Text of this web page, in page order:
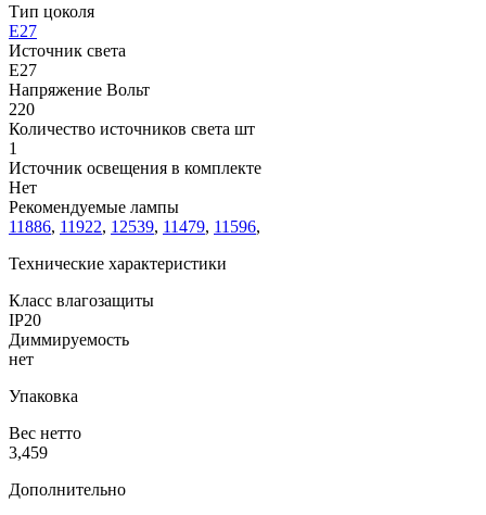
Тип цоколя
E27
Источник света
Е27
Напряжение Вольт
220
Количество источников света шт
1
Источник освещения в комплекте
Нет
Рекомендуемые лампы
11886, 11922, 12539, 11479, 11596,
Технические характеристики
Класс влагозащиты
IP20
Диммируемость
нет
Упаковка
Вес нетто
3,459
Дополнительно